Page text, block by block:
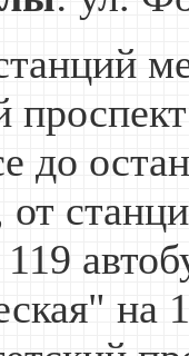
до
на